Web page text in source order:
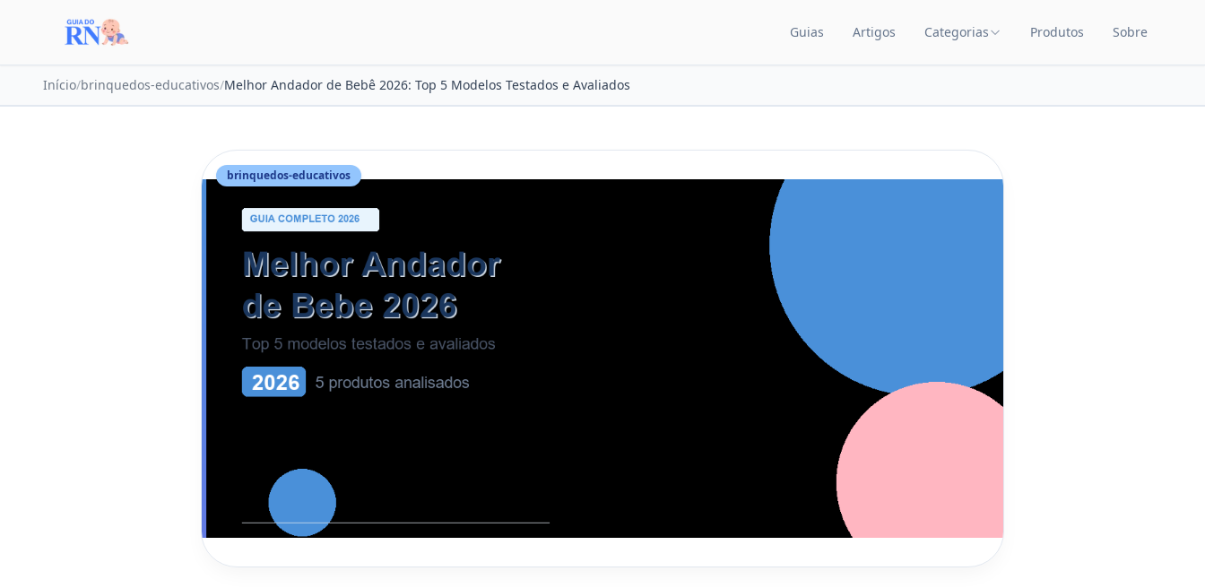
Guias Artigos Categorias
Guias para pais
Desenvolvimento
Carrinhos de Bebê
Amamentação
Produtos Sobre
Início/brinquedos-educativos/Melhor Andador de Bebê 2026: Top 5 Modelos Testados e Avaliados
brinquedos-educativos